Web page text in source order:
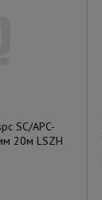
SC/APC-
20м LSZH